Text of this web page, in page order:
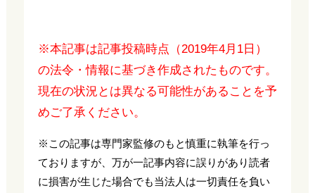
※本記事は記事投稿時点（2019年4月1日）
の法令・情報に基づき作成されたものです。
現在の状況とは異なる可能性があることを予
めご了承ください。
※この記事は専門家監修のもと慎重に執筆を行っ
ておりますが、万が一記事内容に誤りがあり読者
に損害が生じた場合でも当法人は一切責任を負い